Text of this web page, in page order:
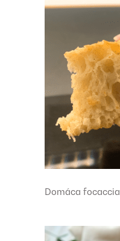
Domáca focaccia